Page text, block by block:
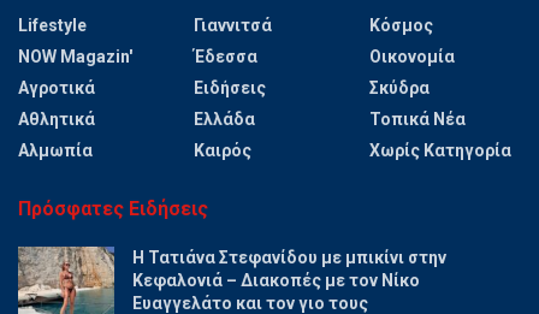
Lifestyle
NOW Magazin'
Αγροτικά
Αθλητικά
Αλμωπία
Γιαννιτσά
Έδεσσα
Ειδήσεις
Ελλάδα
Καιρός
Κόσμος
Οικονομία
Σκύδρα
Τοπικά Νέα
Χωρίς Κατηγορία
Πρόσφατες Ειδήσεις
Η Τατιάνα Στεφανίδου με μπικίνι στην
Κεφαλονιά – Διακοπές με τον Νίκο
Ευαγγελάτο και τον γιο τους